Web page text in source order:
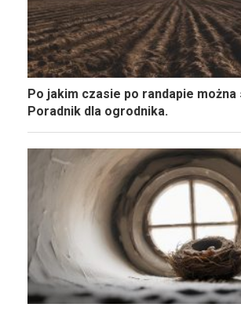
Po jakim czasie po randapie można
Poradnik dla ogrodnika.